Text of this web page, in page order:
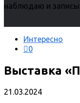
наблюдаю и
Интересно
0
Выставка
21.03.2024